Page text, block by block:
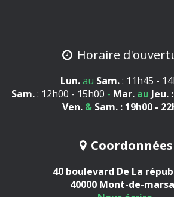
Horaire
Lun.au Sam.: 11h45 -
Sam.: 12h00 - 15h00 - Mar. au Jeu.:
Ven. & Sam.: 19h00 -
Coordonnées
40 boulevard De La
40000 Mont-de-